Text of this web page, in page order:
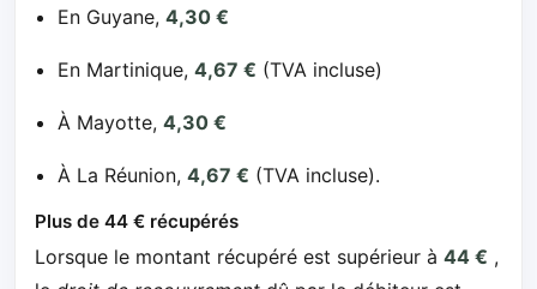
En Guyane,4,30 €
En Martinique,4,67 € (TVA incluse)
À Mayotte,4,30 €
À La Réunion,4,67 € (TVA incluse).
Plus de 44 € récupérés
Lorsque le montant récupéré est supérieur à 44 € ,